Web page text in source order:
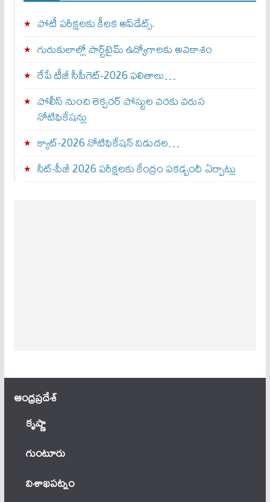
పోటీ పరీక్షలకు కీలక అప్‌డేట్స్.
గురుకులాల్లో పార్ట్‌టైమ్ ఉద్యోగాలకు అవకాశం
రేపే టీజీ సీపీగెట్‌-2026 ఫలితాలు…
పోలీస్ నుంచి లెక్చరర్ పోస్టుల వరకు వరుస
నోటిఫికేషన్లు
క్యాట్-2026 నోటిఫికేషన్ విడుదల…
నీట్-పీజీ 2026 పరీక్షలకు కేంద్రం పకడ్బందీ ఏర్పాట్లు
ఆంధ్ర‌ప్ర‌దేశ్
కృష్ణా
గుంటూరు
విశాఖపట్నం